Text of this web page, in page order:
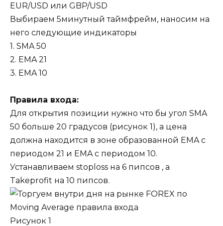
EUR/USD или GBP/USD
Выбираем 5минутный таймфрейм, наносим на
него следующие индикаторы
1. SMA 50
2. EMA 21
3. EMA 10
Правила входа:
Для открытия позиции нужно что бы угол SMA
50 больше 20 градусов (рисунок 1), а цена
должна находится в зоне образованной EMA с
периодом 21 и EMA с периодом 10.
Устанавливаем stoploss на 6 пипсов , а
Takeprofit на 10 пипсов.
Рисунок 1